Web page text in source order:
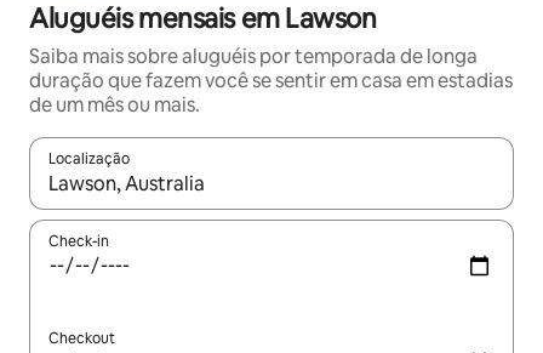
Aluguéis mensais em Lawson
Saiba mais sobre aluguéis por temporada de longa
duração que fazem você se sentir em casa em estadias
de um mês ou mais.
Localização
Quando os resultados estiverem disponíveis, explore-os
Check-in
Checkout